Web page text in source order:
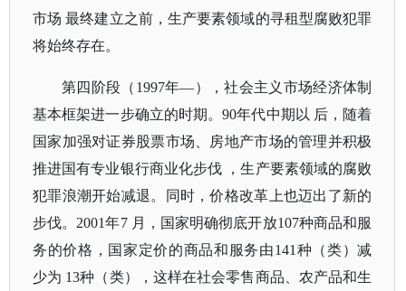
市场 最终建立之前，生产要素领域的寻租型腐败犯罪
将始终存在。
第四阶段（ 1997年—），社会主义市场经济体制
基本框架进一步确立的时期。90年代中期以 后，随着
国家加强对证券股票市场、房地产市场的管理并积极
推进国有专业银行商业化步伐 ，生产要素领域的腐败
犯罪浪潮开始减退。同时，价格改革上也迈出了新的
步伐。2001年7 月，国家明确彻底开放107种商品和服
务的价格，国家定价的商品和服务由141种（类）减
少为 13种（类），这样在社会零售商品、农产品和生